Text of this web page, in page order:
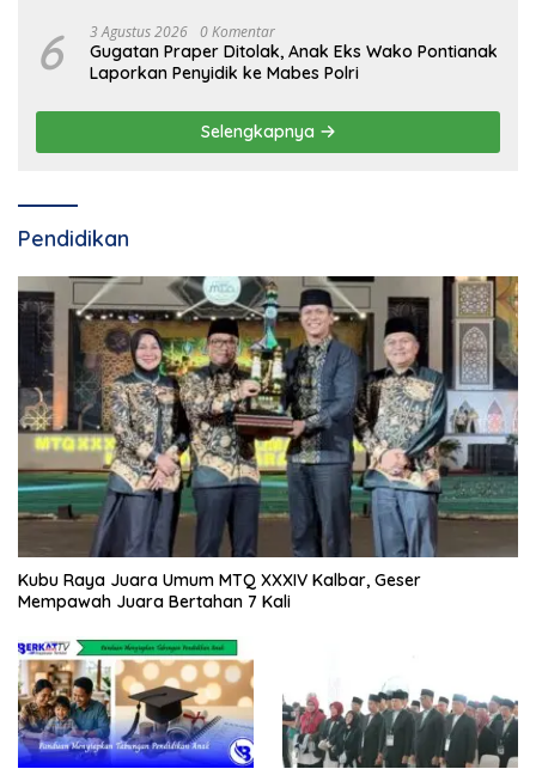
6 3 Agustus 2026 0 Komentar
Gugatan Praper Ditolak, Anak Eks Wako Pontianak
Laporkan Penyidik ke Mabes Polri
Selengkapnya
Pendidikan
Kubu Raya Juara Umum MTQ XXXIV Kalbar, Geser
Mempawah Juara Bertahan 7 Kali